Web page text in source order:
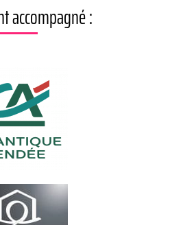
accompagné :